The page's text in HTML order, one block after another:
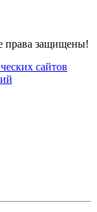
права защищены!